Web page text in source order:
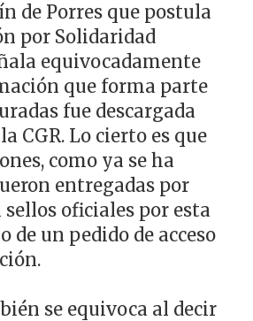
de Porres que postula
por Solidaridad
equivocadamente
que forma parte
fue descargada
CGR. Lo cierto es que
como ya se ha
entregadas por
sellos oficiales por esta
de un pedido de acceso
se equivoca al decir